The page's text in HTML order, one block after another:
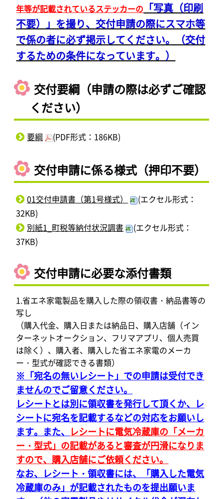
年等が記載されているステッカーの 「写真（印刷
不要）」を撮り、交付申請の際にスマホ等
で係の者に必ず掲示してください。（交付
するための条件になっています。）
交付要綱（申請の際は必ずご確認
ください）
要綱 (PDF形式：186KB)
交付申請に係る様式（押印不要）
01交付申請書（第1号様式）
(エクセル形式：
32KB)
別紙1_町税等納付状況調書
(エクセル形式：
37KB)
交付申請に必要な添付書類
1.省エネ家電製品を購入した際の領収書・納品書等の
写し
（購入代金、購入日または納品日、購入店舗（イン
ターネットオークション、フリマアプリ、個人売買
は除く）、購入者、購入した省エネ家電のメーカ
ー・型式が確認できる書類）
※「宛名の無いレシート」での申請は受付でき
ませんのでご留意ください。
レシートとは別に領収書を発行して頂くか、レ
シートに宛名を記載するなどの対応をお願いし
ます。また、 レシートに電気冷蔵庫の「メーカ
ー・型式」の記載があると審査が円滑になりま
すので、購入店舗にご依頼ください。
なお、レシート・領収書には、「購入した電気
冷蔵庫のみ」が記載されたものを提出願いま